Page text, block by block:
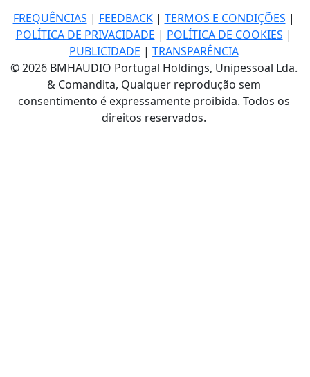
FREQUÊNCIAS | FEEDBACK| TERMOS E CONDIÇÕES |
POLÍTICA DE PRIVACIDADE | POLÍTICA DE COOKIES |
PUBLICIDADE | TRANSPARÊNCIA
© 2026 BMHAUDIO Portugal Holdings, Unipessoal Lda.
& Comandita, Qualquer reprodução sem
consentimento é expressamente proibida. Todos os
direitos reservados.